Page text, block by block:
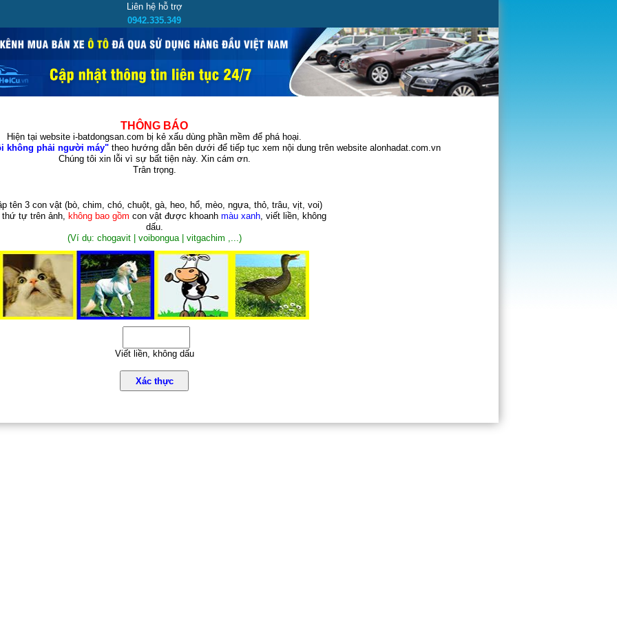
Liên hệ hỗ trợ
0942.335.349
THÔNG BÁO
Hiện tại website i-batdongsan.com bị kẻ xấu dùng phần mềm để phá hoại.
không phải người máy"theo hướng dẫn bên dưới để tiếp tục xem nội dung trên website alonhadat.com.vn
Chúng tôi xin lỗi vì sự bất tiện này. Xin cám ơn.
Trân trọng.
tên 3 con vật (bò, chim, chó, chuột, gà, heo, hổ, mèo, ngựa, thỏ, trâu, vịt, voi)
thứ tự trên ảnh, không bao gồm con vật được khoanh màu xanh, viết liền, không
dấu.
(Ví dụ: chogavit | voibongua | vitgachim ,...)
Viết liền, không dấu
Xác thực